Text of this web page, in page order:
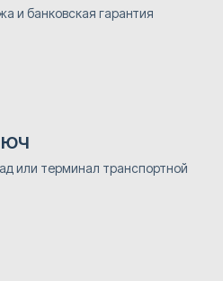
и банковская гарантия
или терминал транспортной